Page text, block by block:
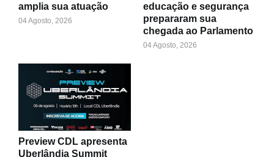
amplia sua atuação
04 Agosto, 2026
educação e segurança
prepararam sua
chegada ao Parlamento
04 Agosto, 2026
Preview CDL apresenta
Uberlândia Summit